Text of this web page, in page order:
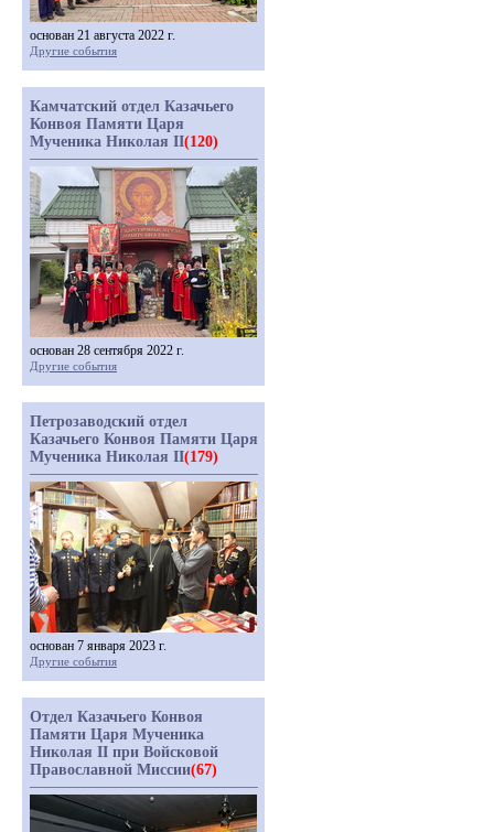
основан 21 августа 2022 г.
Другие события
Камчатский отдел Казачьего
Конвоя Памяти Царя
Мученика Николая II(120)
основан 28 сентября 2022 г.
Другие события
Петрозаводский отдел
Казачьего Конвоя Памяти Царя
Мученика Николая II(179)
основан 7 января 2023 г.
Другие события
Отдел Казачьего Конвоя
Памяти Царя Мученика
Николая II при Войсковой
Православной Миссии(67)